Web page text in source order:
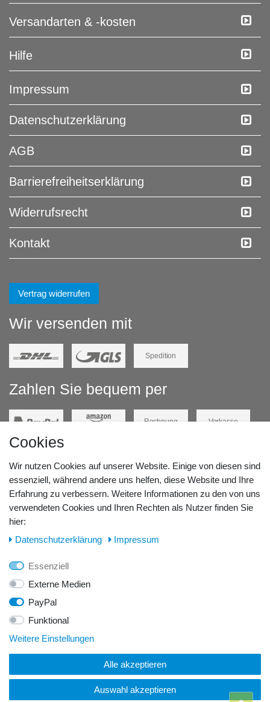
Versandarten & -kosten
Hilfe
Impressum
Daten­schutz­erklärung
AGB
Barrierefreiheitserklärung
Widerrufs­recht
Kontakt
Vertrag widerrufen
Wir versenden mit
Spedition
Zahlen Sie bequem per
Rechnung Vorkasse
Unsere Lageradresse:
GeBOOTE24 - Martin Rolle & Iris Kleiner GbR
Tel.: 0176 42 28 58 17
E-Mail:
info@geboote24.de
© Copyright 2026 GeBOOTE24 - Martin Rolle & Iris Kleiner
GbR. Alle Rechte vorbehalten.
Cookies
Wir nutzen Cookies auf unserer Website. Einige von diesen sind
essenziell, während andere uns helfen, diese Website und Ihre
Erfahrung zu verbessern. Weitere Informationen zu den von uns
verwendeten Cookies und Ihren Rechten als Nutzer finden Sie
hier:
Daten­schutz­erklärung
Impressum
Essenziell
Externe Medien
PayPal
Funktional
Weitere Einstellungen
Alle akzeptieren
Auswahl akzeptieren